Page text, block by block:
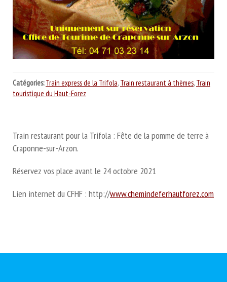
Catégories: Train express de la Trifola, Train restaurant à thèmes, Train
touristique du Haut-Forez
Train restaurant pour la Trifola : Fête de la pomme de terre à
Craponne-sur-Arzon.
Réservez vos place avant le 24 octobre 2021
Lien internet du CFHF : http://www.chemindeferhautforez.com